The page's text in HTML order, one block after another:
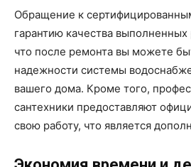
Обращение к
гарантию качества выполненных
что после ремонта вы можете
надежности системы
вашего дома. Кроме того,
сантехники предоставляют
свою работу, что является